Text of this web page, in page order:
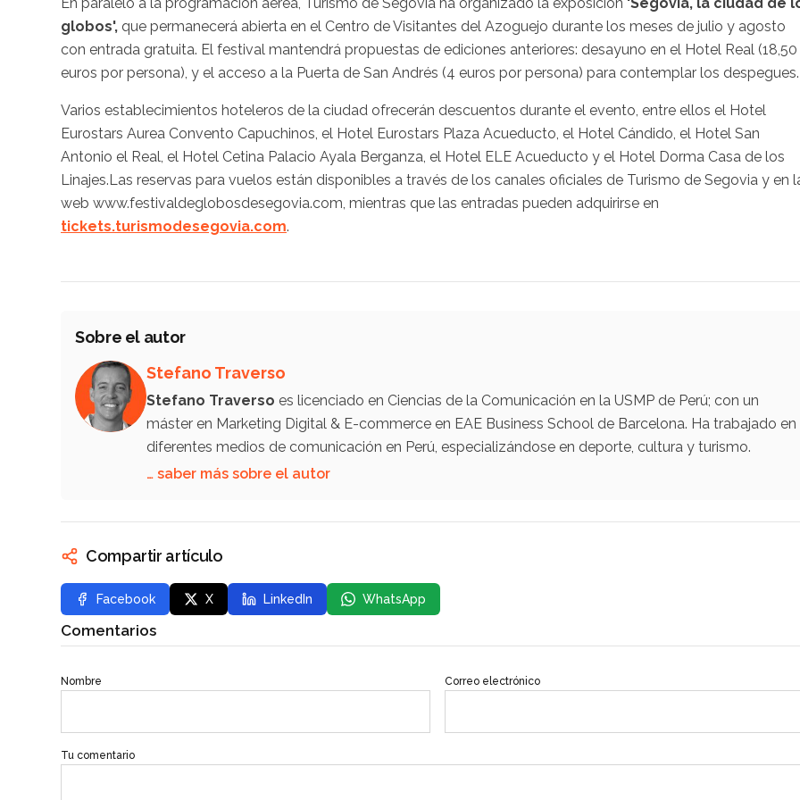
En paralelo a la programación aérea, Turismo de Segovia ha organizado la exposición 'Segovia, la ciudad de
globos', que permanecerá abierta en el Centro de Visitantes del Azoguejo durante los meses de julio y agosto
con entrada gratuita. El festival mantendrá propuestas de ediciones anteriores: desayuno en el Hotel Real (18,50
euros por persona), y el acceso a la Puerta de San Andrés (4 euros por persona) para contemplar los despegues.
Varios establecimientos hoteleros de la ciudad ofrecerán descuentos durante el evento, entre ellos el Hotel
Eurostars Aurea Convento Capuchinos, el Hotel Eurostars Plaza Acueducto, el Hotel Cándido, el Hotel San
Antonio el Real, el Hotel Cetina Palacio Ayala Berganza, el Hotel ELE Acueducto y el Hotel Dorma Casa de los
Linajes.Las reservas para vuelos están disponibles a través de los canales oficiales de Turismo de Segovia y en
web www.festivaldeglobosdesegovia.com, mientras que las entradas pueden adquirirse en
tickets.turismodesegovia.com.
Sobre el autor
Stefano Traverso
Stefano Traverso es licenciado en Ciencias de la Comunicación en la USMP de Perú; con un
máster en Marketing Digital & E-commerce en EAE Business School de Barcelona. Ha trabajado en
diferentes medios de comunicación en Perú, especializándose en deporte, cultura y turismo.
… saber más sobre el autor
Compartir artículo
Facebook X LinkedIn WhatsApp
Comentarios
Nombre Correo electrónico
Tu comentario